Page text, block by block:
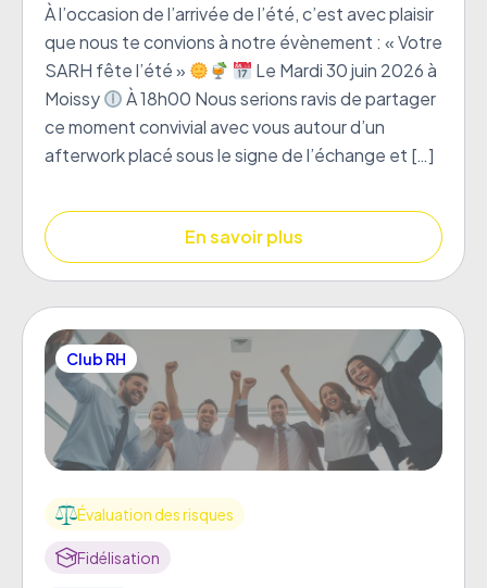
À l’occasion de l’arrivée de l’été, c’est avec plaisir
que nous te convions à notre évènement : « Votre
SARH fête l’été »
Le Mardi 30 juin 2026 à
Moissy
À 18h00 Nous serions ravis de partager
ce moment convivial avec vous autour d’un
afterwork placé sous le signe de l’échange et […]
En savoir plus
Club RH
Évaluation des risques
Fidélisation